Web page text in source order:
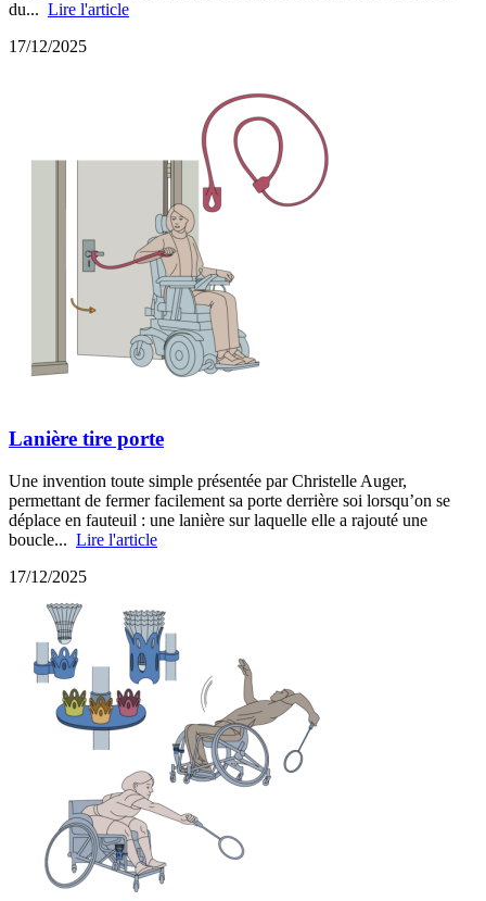
du... Lire l'article
17/12/2025
Lanière tire porte
Une invention toute simple présentée par Christelle Auger,
permettant de fermer facilement sa porte derrière soi lorsqu’on se
déplace en fauteuil : une lanière sur laquelle elle a rajouté une
boucle... Lire l'article
17/12/2025